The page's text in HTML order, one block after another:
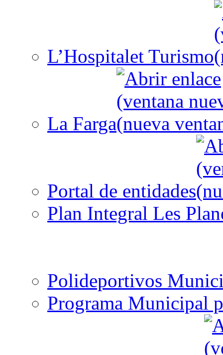
L’Hospitalet Turismo
La Farga
Portal de entidades
Plan Integral Les
Polideportivos
Programa Municipal